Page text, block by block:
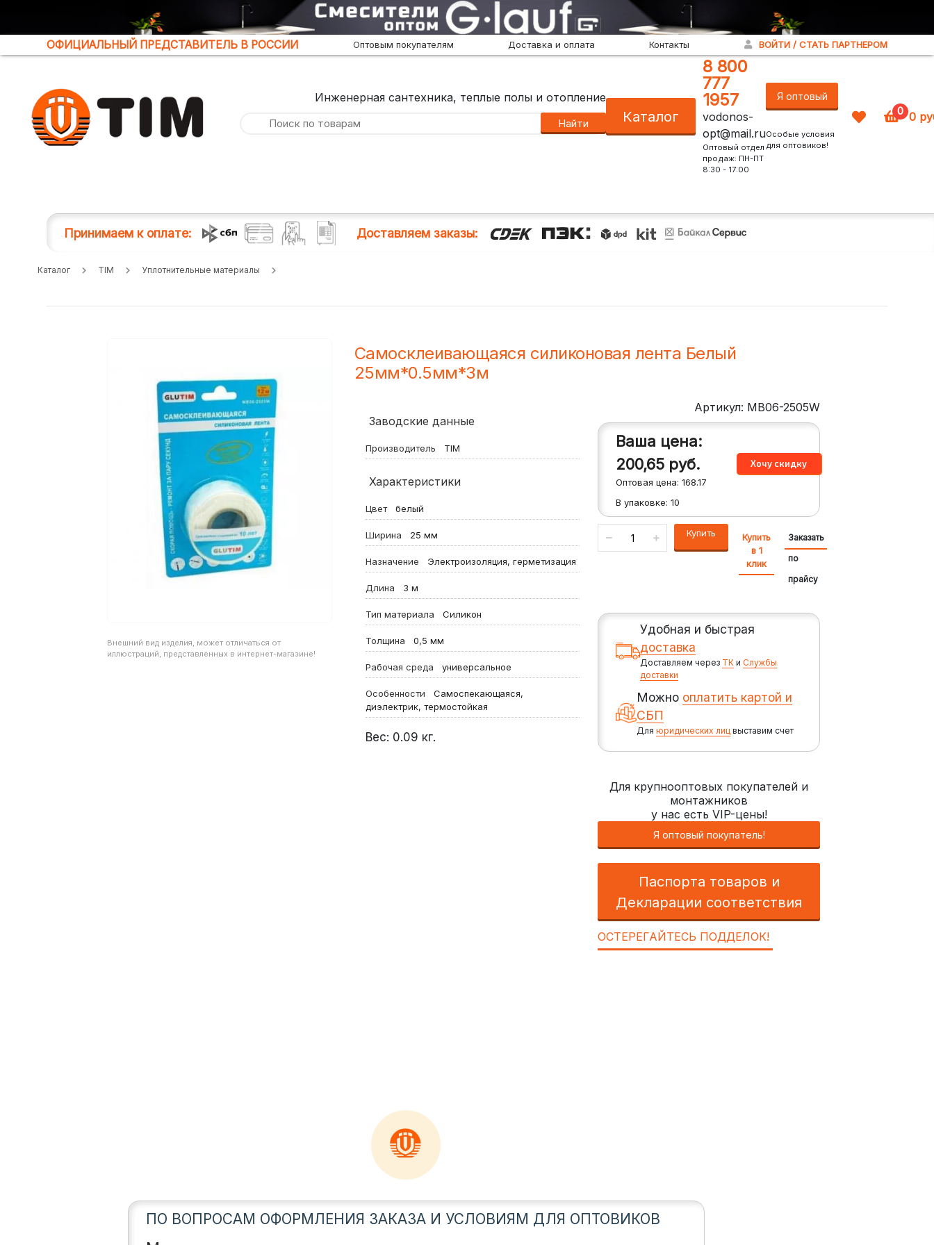
ОФИЦИАЛЬНЫЙ ПРЕДСТАВИТЕЛЬ В РОССИИ Оптовым покупателям Доставка и оплата Контакты ВОЙТИ / СТАТЬ ПАРТНЕРОМ
Инженерная сантехника, теплые полы и отопление
Найти Каталог
8 800
777
1957
vodonos-
opt@mail.ru
Оптовый отдел
продаж: ПН-ПТ
8:30 - 17:00
Я оптовый
Особые условия
для оптовиков!
0 0
Принимаем к оплате: Доставляем заказы:
Каталог TIM Уплотнительные материалы
Внешний вид изделия, может отличаться от
иллюстраций, представленных в интернет-магазине!
Самосклеивающаяся силиконовая лента Белый
25мм*0.5мм*3м
Заводские данные
Производитель TIM
Характеристики
Цвет белый
Ширина 25 мм
Назначение Электроизоляция, герметизация
Длина 3 м
Тип материала Силикон
Толщина 0,5 мм
Рабочая среда универсальное
Особенности
Самоспекающаяся,
диэлектрик, термостойкая
Вес: 0.09 кг.
Артикул: MB06-2505W
Ваша цена:
200,65 руб.
Оптовая цена:168.17
В упаковке:10
Купить
Купить
в 1
клик
Заказать
по
прайсу
Удобная и быстрая
доставка
Доставляем через ТКи Службы
доставки
Можно оплатить картой и
СБП
Для юридических лицвыставим счет
Для крупнооптовых покупателей и
монтажников
у нас есть VIP-цены!
Я оптовый покупатель!
Паспорта товаров и
Декларации соответствия
ОСТЕРЕГАЙТЕСЬ ПОДДЕЛОК!
ПО ВОПРОСАМ ОФОРМЛЕНИЯ ЗАКАЗА И УСЛОВИЯМ ДЛЯ ОПТОВИКОВ